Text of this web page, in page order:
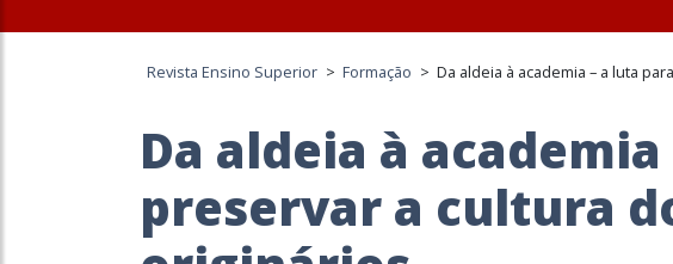
Revista Ensino Superior > Formação > Da aldeia à academia – a luta
Da aldeia à
preservar a cultura